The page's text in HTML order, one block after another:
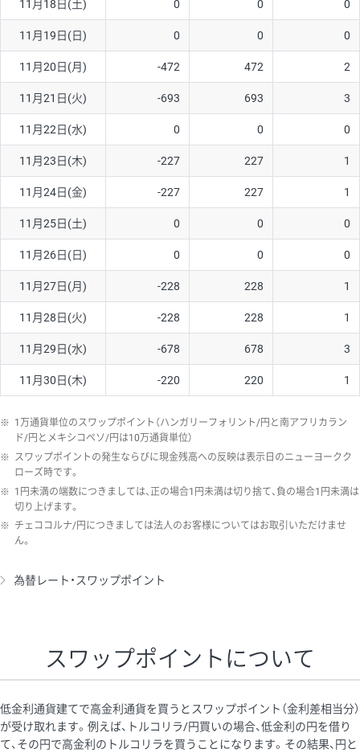
11月18日(土) 0 0 0
11月19日(日) 0 0 0
11月20日(月) -472 472 2
11月21日(火) -693 693 3
11月22日(水) 0 0 0
11月23日(木) -227 227 1
11月24日(金) -227 227 1
11月25日(土) 0 0 0
11月26日(日) 0 0 0
11月27日(月) -228 228 1
11月28日(火) -228 228 1
11月29日(水) -678 678 3
11月30日(木) -220 220 1
※ 1万通貨単位のスワップポイント（ハンガリーフォリント/円と南アフリカラン
ド/円とメキシコペソ/円は10万通貨単位）
※ スワップポイントの発生ならびに現金残高への反映は表示日のニューヨークク
ローズ時です。
※ 1円未満の端数につきましては、正の場合1円未満は切り捨て、負の場合1円未満は
切り上げます。
※ チェココルナ/円につきましては法人のお客様についてはお取引いただけませ
ん。
為替レート・スワップポイント
スワップポイントについて
低金利通貨建てで高金利通貨を買うとスワップポイント（金利差相当分）
が受け取れます。例えば、トルコリラ/円買いの場合、低金利の円を借り
て、その円で高金利のトルコリラを買うことになります。その結果、円と